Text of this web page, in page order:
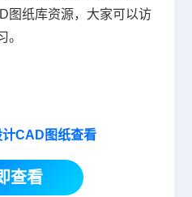
图纸库资源，大家可以访
CAD图纸查看
查看